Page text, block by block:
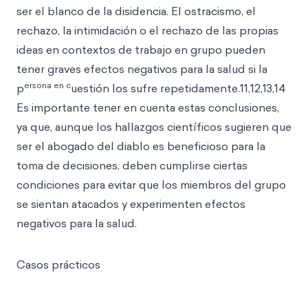
ser el blanco de la disidencia. El ostracismo, el
rechazo, la intimidación o el rechazo de las propias
ideas en contextos de trabajo en grupo pueden
tener graves efectos negativos para la salud si la
persona en cuestión los sufre repetidamente.11,12,13,14
Es importante tener en cuenta estas conclusiones,
ya que, aunque los hallazgos científicos sugieren que
ser el abogado del diablo es beneficioso para la
toma de decisiones, deben cumplirse ciertas
condiciones para evitar que los miembros del grupo
se sientan atacados y experimenten efectos
negativos para la salud.
Casos prácticos